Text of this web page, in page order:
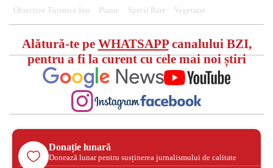
Obiective Turistice Iași
Plante Specii Rare Vegetatie
Alătură-te pe WHATSAPPcanalului BZI,
pentru a fi la curent cu cele mai noi știri
Donație lunară
Donează lunar pentru susținerea jurnalismului de calitate